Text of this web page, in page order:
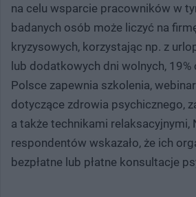
na celu wsparcie pracowników w
badanych osób może liczyć na
kryzysowych, korzystając np. z
lub dodatkowych dni wolnych, 19%
Polsce zapewnia szkolenia,
dotyczące zdrowia psychicznego,
a także technikami relaksacyjnymi,
respondentów wskazało, że ich
bezpłatne lub płatne konsultacje